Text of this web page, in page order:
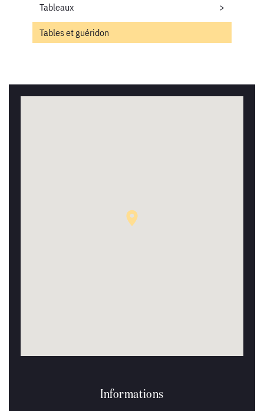
Tableaux
Tables et guéridon
Informations